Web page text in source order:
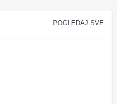
POGLEDAJ SVE